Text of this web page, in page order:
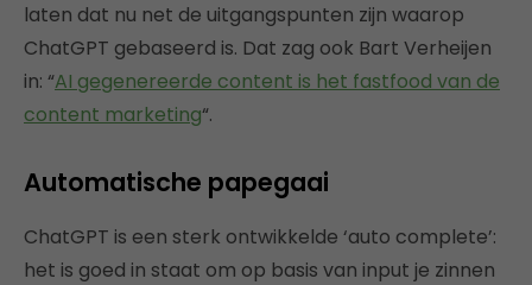
laten dat nu net de uitgangspunten zijn waarop
ChatGPT gebaseerd is. Dat zag ook Bart Verheijen
in: “AI gegenereerde content is het fastfood van de
content marketing“.
Automatische papegaai
ChatGPT is een sterk ontwikkelde ‘auto complete’:
het is goed in staat om op basis van input je zinnen